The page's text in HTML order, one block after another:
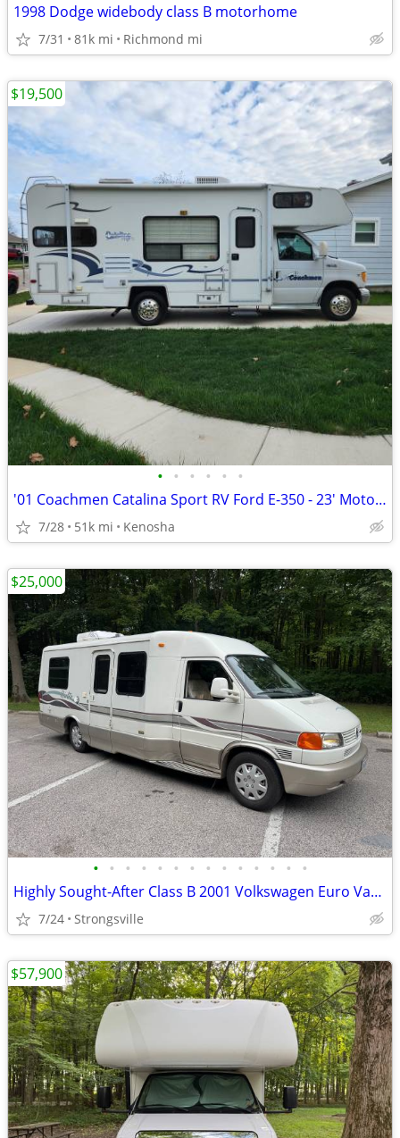
1998 Dodge widebody class B motorhome
7/31 81k mi Richmond mi
• • • • • •
'01 Coachmen Catalina Sport RV Ford E-350 - 23' Motorhome
7/28 51k mi Kenosha
$19,500
• • • • • • • • • • • • • •
Highly Sought-After Class B 2001 Volkswagen Euro Van Winnebago Rialta
7/24 Strongsville
$25,000
$57,900